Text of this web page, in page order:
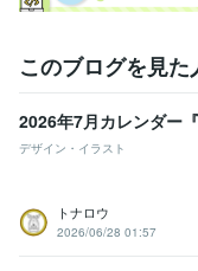
このブログを見た
2026年7月カレンダー
デザイン・イラスト
トナロウ
2026/06/28 01:57